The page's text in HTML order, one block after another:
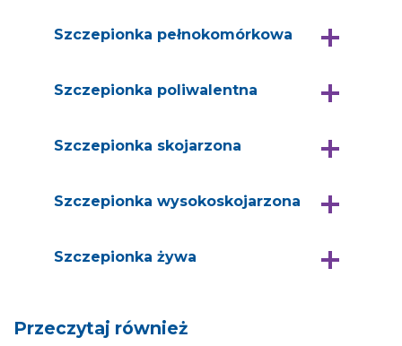
Szczepionka pełnokomórkowa
Szczepionka poliwalentna
Szczepionka skojarzona
Szczepionka wysokoskojarzona
Szczepionka żywa
Przeczytaj również